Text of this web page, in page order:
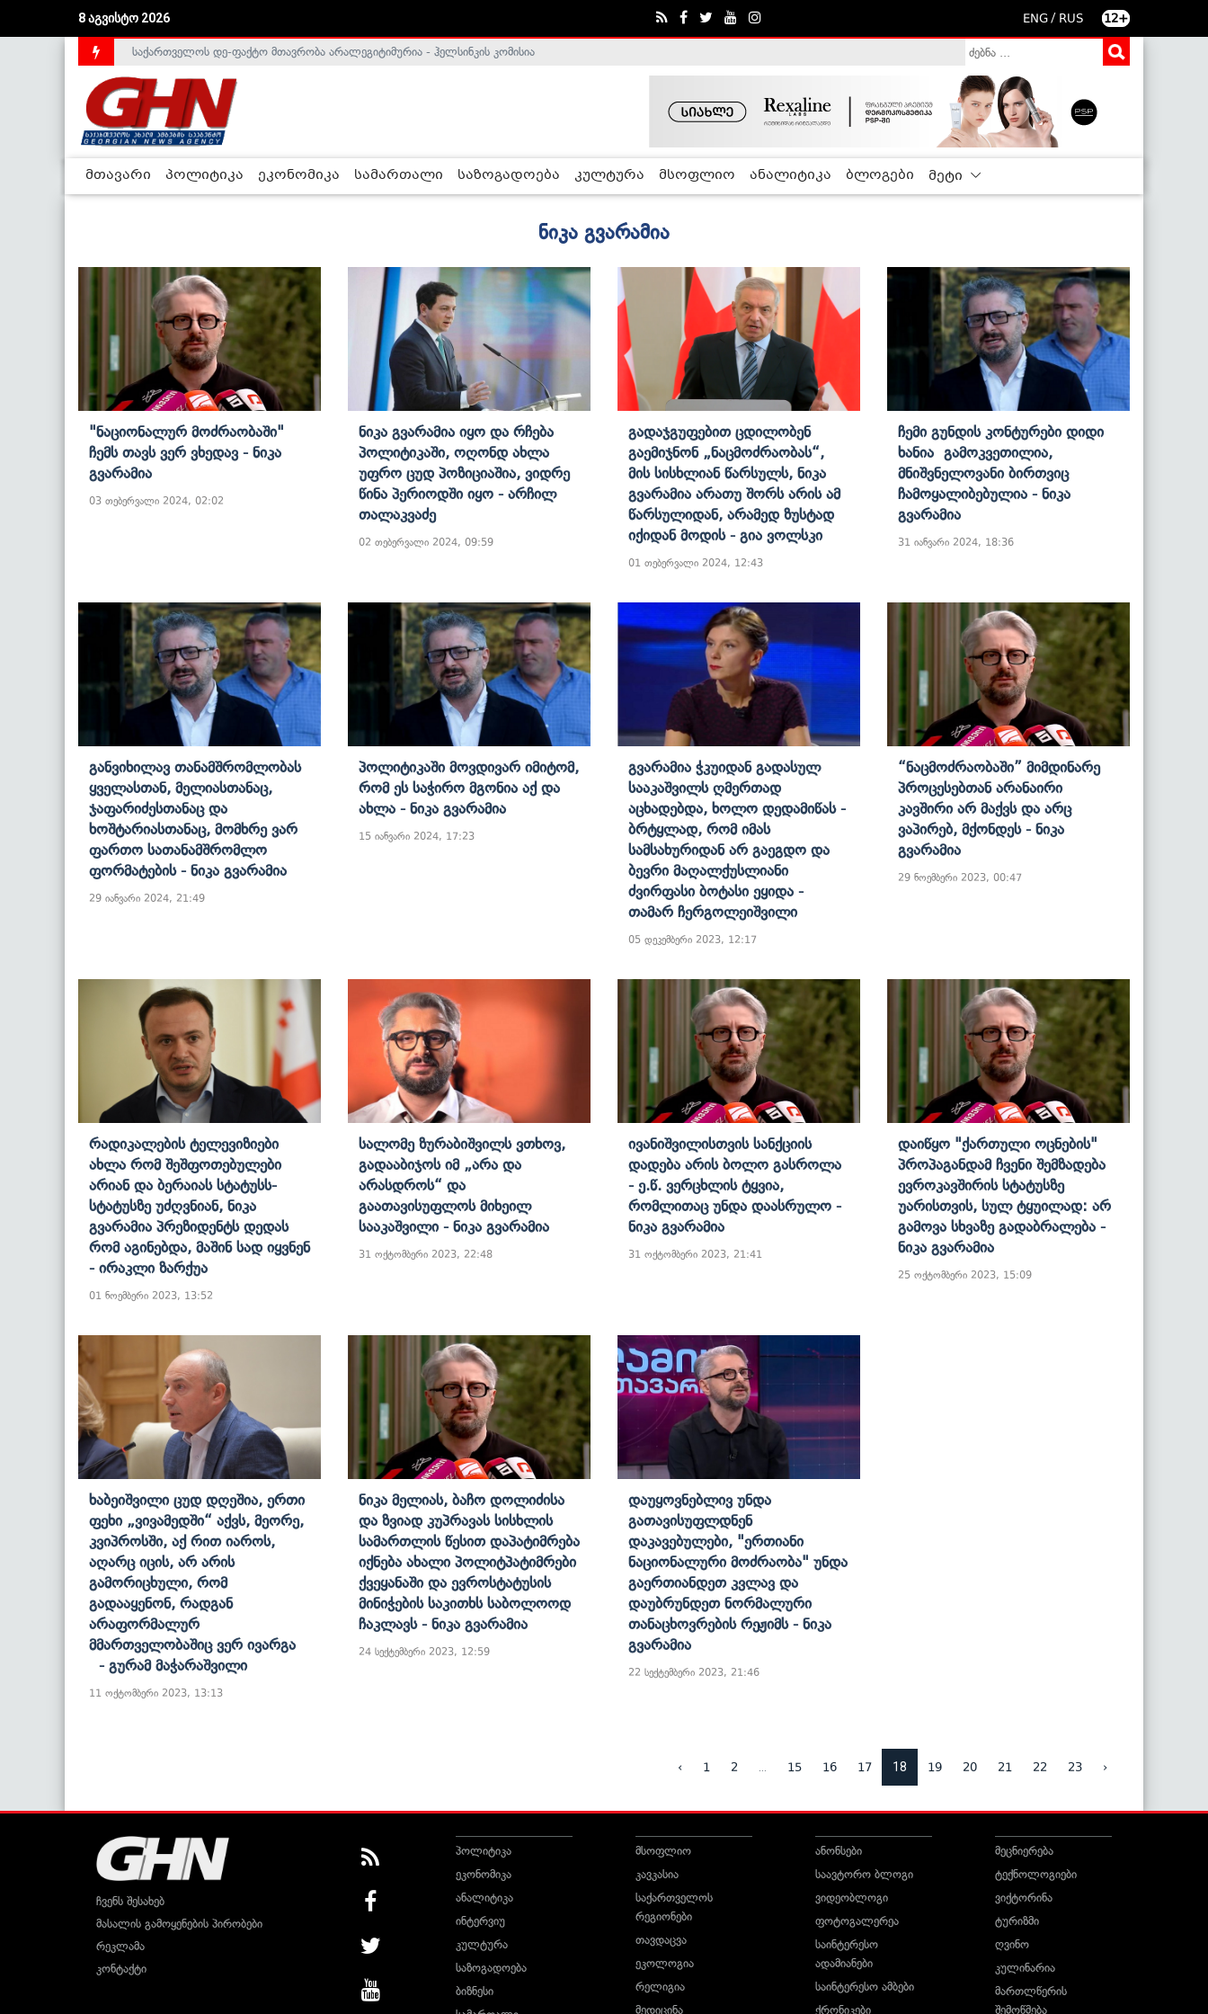
8 აგვისტო 2026 ENG / RUS 12+
საქართველოს დე-ფაქტო მთავრობა არალეგიტიმურია - ჰელსინკის კომისია
მთავარი პოლიტიკა ეკონომიკა სამართალი საზოგადოება კულტურა მსოფლიო ანალიტიკა ბლოგები მეტი
ნიკა გვარამია
"ნაციონალურ Მოძრაობაში"
Ჩემს Თავს Ვერ Ვხედავ - Ნიკა
Გვარამია
03 თებერვალი 2024, 02:02
Ნიკა Გვარამია Იყო Და Რჩება
Პოლიტიკაში, Ოღონდ Ახლა
Უფრო Ცუდ Პოზიციაშია, Ვიდრე
Წინა Პერიოდში Იყო - Არჩილ
Თალაკვაძე
02 თებერვალი 2024, 09:59
Გადაჯგუფებით Ცდილობენ
Გაემიჯნონ „ნაცმოძრაობას“,
Მის Სისხლიან Წარსულს, Ნიკა
Გვარამია Არათუ Შორს Არის Ამ
Წარსულიდან, Არამედ Ზუსტად
Იქიდან Მოდის - Გია Ვოლსკი
01 თებერვალი 2024, 12:43
Ჩემი Გუნდის Კონტურები Დიდი
Ხანია Გამოკვეთილია,
Მნიშვნელოვანი Ბირთვიც
Ჩამოყალიბებულია - Ნიკა
Გვარამია
31 იანვარი 2024, 18:36
Განვიხილავ Თანამშრომლობას
Ყველასთან, Მელიასთანაც,
Ჯაფარიძესთანაც Და
Ხოშტარიასთანაც, Მომხრე Ვარ
Ფართო Სათანამშრომლო
Ფორმატების - Ნიკა Გვარამია
29 იანვარი 2024, 21:49
Პოლიტიკაში Მოვდივარ Იმიტომ,
Რომ Ეს Საჭირო Მგონია Აქ Და
Ახლა - Ნიკა Გვარამია
15 იანვარი 2024, 17:23
Გვარამია Ჭკუიდან Გადასულ
Სააკაშვილს Ღმერთად
Აცხადებდა, Ხოლო Დედამიწას -
Ბრტყლად, Რომ Იმას
Სამსახურიდან Არ Გაეგდო Და
Ბევრი Მაღალქუსლიანი
Ძვირფასი Ბოტასი Ეყიდა -
Თამარ Ჩერგოლეიშვილი
05 დეკემბერი 2023, 12:17
“ნაცმოძრაობაში” Მიმდინარე
Პროცესებთან Არანაირი
Კავშირი Არ Მაქვს Და Არც
Ვაპირებ, Მქონდეს - Ნიკა
Გვარამია
29 ნოემბერი 2023, 00:47
Რადიკალების Ტელევიზიები
Ახლა Რომ Შეშფოთებულები
Არიან Და Ბერაიას Სტატუსს-
Სტატუსზე Უძღვნიან, Ნიკა
Გვარამია Პრეზიდენტს Დედას
Რომ Აგინებდა, Მაშინ Სად Იყვნენ
- Ირაკლი Ზარქუა
01 ნოემბერი 2023, 13:52
Სალომე Ზურაბიშვილს Ვთხოვ,
Გადააბიჯოს Იმ „არა Და
Არასდროს“ Და
Გაათავისუფლოს Მიხეილ
Სააკაშვილი - Ნიკა Გვარამია
31 ოქტომბერი 2023, 22:48
Ივანიშვილისთვის Სანქციის
Დადება Არის Ბოლო Გასროლა
- Ე.წ. Ვერცხლის Ტყვია,
Რომლითაც Უნდა Დაასრულო -
Ნიკა Გვარამია
31 ოქტომბერი 2023, 21:41
Დაიწყო "ქართული Ოცნების"
Პროპაგანდამ Ჩვენი Შემზადება
Ევროკავშირის Სტატუსზე
Უარისთვის, Სულ Ტყუილად: Არ
Გამოვა Სხვაზე Გადაბრალება -
Ნიკა Გვარამია
25 ოქტომბერი 2023, 15:09
Ხაბეიშვილი Ცუდ Დღეშია, Ერთი
Ფეხი „ვივამედში“ Აქვს, Მეორე,
Კვიპროსში, Აქ Რით Იაროს,
Აღარც Იცის, Არ Არის
Გამორიცხული, Რომ
Გადააყენონ, Რადგან
Არაფორმალურ
Მმართველობაშიც Ვერ Ივარგა
- Გურამ Მაჭარაშვილი
11 ოქტომბერი 2023, 13:13
Ნიკა Მელიას, Ბაჩო Დოლიძისა
Და Ზვიად Კუპრავას Სისხლის
Სამართლის Წესით Დაპატიმრება
Იქნება Ახალი Პოლიტპატიმრები
Ქვეყანაში Და Ევროსტატუსის
Მინიჭების Საკითხს Საბოლოოდ
Ჩაკლავს - Ნიკა Გვარამია
24 სექტემბერი 2023, 12:59
Დაუყოვნებლივ Უნდა
Გათავისუფლდნენ
Დაკავებულები, "ერთიანი
Ნაციონალური Მოძრაობა" Უნდა
Გაერთიანდეთ Კვლავ Და
Დაუბრუნდეთ Ნორმალური
Თანაცხოვრების Რეჟიმს - Ნიკა
Გვარამია
22 სექტემბერი 2023, 21:46
‹ 1 2 15 16 17 18 19 20 21 22 23 ›
ჩვენს შესახებ
მასალის გამოყენების პირობები
რეკლამა
კონტაქტი
პოლიტიკა
ეკონომიკა
ანალიტიკა
ინტერვიუ
კულტურა
საზოგადოება
ბიზნესი
მსოფლიო
კავკასია
საქართველოს
რეგიონები
თავდაცვა
ეკოლოგია
რელიგია
მედიცინა
ანონსები
საავტორო ბლოგი
ვიდეობლოგი
ფოტოგალერეა
საინტერესო
ადამიანები
საინტერესო ამბები
ქრონიკები
მეცნიერება
ტექნოლოგიები
ვიქტორინა
ტურიზმი
ღვინო
კულინარია
მართლწერის
შემოწმება